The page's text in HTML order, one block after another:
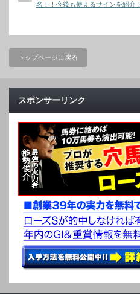
名！！今後も使えるサインを紹介！
トップページに戻る
スポンサーリンク